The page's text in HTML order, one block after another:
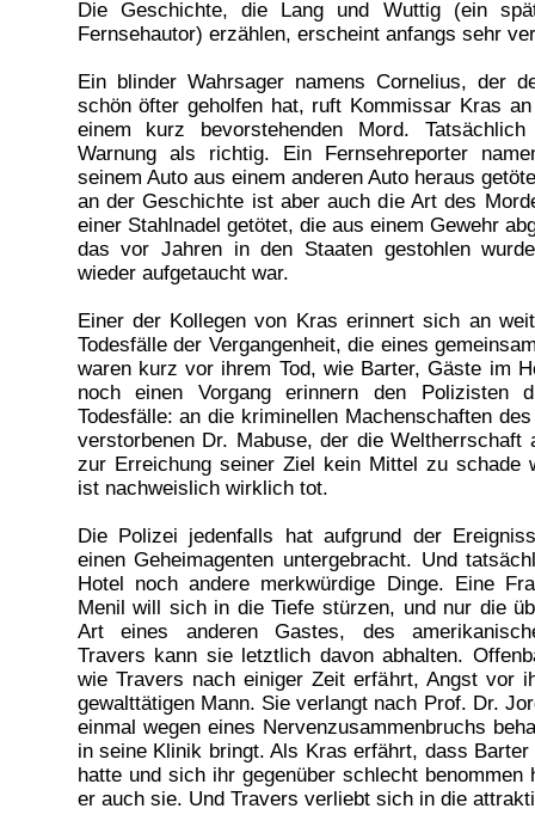
Die Geschichte, die Lang und Wuttig (ein
Fernsehautor) erzählen, erscheint anfangs sehr
Ein blinder Wahrsager namens Cornelius, der
schön öfter geholfen hat, ruft Kommissar Kras
einem kurz bevorstehenden Mord.
Warnung als richtig. Ein Fernsehreporter
seinem Auto aus einem anderen Auto heraus
an der Geschichte ist aber auch die Art des
einer Stahlnadel getötet, die aus einem Gewehr
das vor Jahren in den Staaten gestohlen
wieder aufgetaucht war.
Einer der Kollegen von Kras erinnert sich an
Todesfälle der Vergangenheit, die eines
waren kurz vor ihrem Tod, wie Barter, Gäste im
noch einen Vorgang erinnern den Polizisten
Todesfälle: an die kriminellen Machenschaften
verstorbenen Dr. Mabuse, der die Weltherrschaft
zur Erreichung seiner Ziel kein Mittel zu schade
ist nachweislich wirklich tot.
Die Polizei jedenfalls hat aufgrund der
einen Geheimagenten untergebracht. Und
Hotel noch andere merkwürdige Dinge. Eine
Menil will sich in die Tiefe stürzen, und nur die
Art eines anderen Gastes, des
Travers kann sie letztlich davon abhalten.
wie Travers nach einiger Zeit erfährt, Angst vor
gewalttätigen Mann. Sie verlangt nach Prof. Dr.
einmal wegen eines Nervenzusammenbruchs
in seine Klinik bringt. Als Kras erfährt, dass
hatte und sich ihr gegenüber schlecht benommen
er auch sie. Und Travers verliebt sich in die